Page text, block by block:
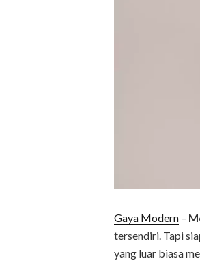
Gaya Modern –
tersendiri. Tapi
yang luar biasa